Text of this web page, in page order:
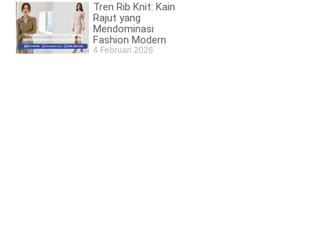
Tren Rib Knit: Kain
Rajut yang
Mendominasi
Fashion Modern
4 Februari 2026